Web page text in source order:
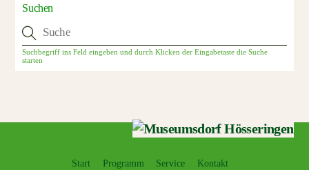
Suchen
Start Programm Service
Kontakt